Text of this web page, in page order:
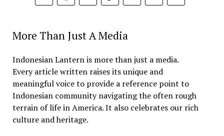
More Than Just A Media
Indonesian Lantern is more than just a media.
Every article written raises its unique and
meaningful voice to provide a reference point to
Indonesian community navigating the often rough
terrain of life in America. It also celebrates our rich
culture and heritage.